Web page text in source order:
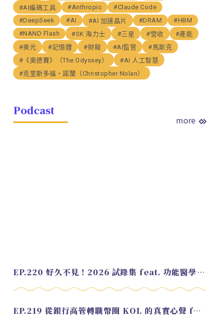
#AI編碼工具
#Anthropic
#Claude Code
#DeepSeek
#AI #AI 加速晶片 #DRAM
#HBM
#NAND Flash
#SK 海力士 #三星 #營收
#產能
#美光
#記憶體 #財報 #AI監管
#馬斯克
#《奧德賽》（The Odyssey）
#AI 人工智慧
#克里斯多福・諾蘭（Christopher Nolan）
Podcast
more
EP.220 好久不見！2026 試錄集 feat. 功能醫學營養師 美寶
EP.219 從銀行高管轉職幣圈 KOL 的真實心聲 feat.龜大